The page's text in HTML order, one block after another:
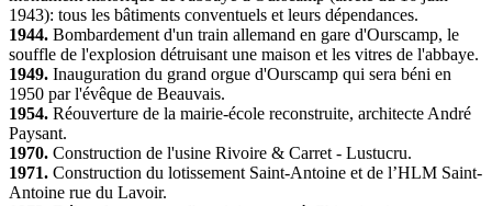
1943): tous les bâtiments conventuels et leurs dépendances.
1944. Bombardement d'un train allemand en gare d'Ourscamp, le
souffle de l'explosion détruisant une maison et les vitres de l'abbaye.
1949. Inauguration du grand orgue d'Ourscamp qui sera béni en
1950 par l'évêque de Beauvais.
1954. Réouverture de la mairie-école reconstruite, architecte André
Paysant.
1970. Construction de l'usine Rivoire & Carret - Lustucru.
1971. Construction du lotissement Saint-Antoine et de l’HLM Saint-
Antoine rue du Lavoir.